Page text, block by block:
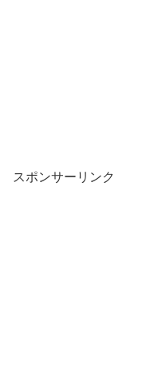
スポンサーリンク